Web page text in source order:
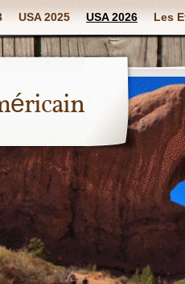
USA 2025 USA 2026 Les